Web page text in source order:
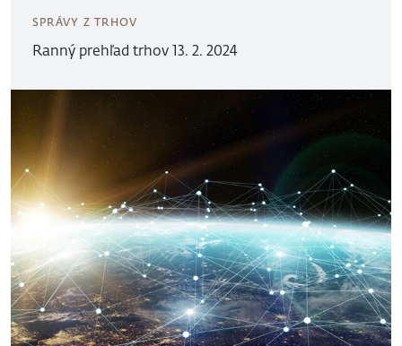
SPRÁVY Z TRHOV
Ranný prehľad trhov 13. 2. 2024